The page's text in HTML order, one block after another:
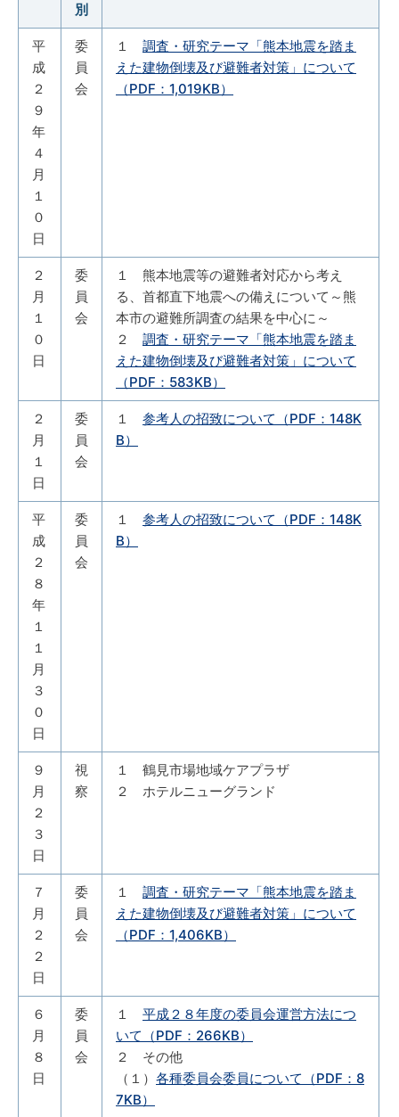
別
平
成
２
９
年
４
月
１
０
日
委
員
会
１ 調査・研究テーマ「熊本地震を踏ま
えた建物倒壊及び避難者対策」について
（PDF：1,019KB）
２
月
１
０
日
委
員
会
１ 熊本地震等の避難者対応から考え
る、首都直下地震への備えについて～熊
本市の避難所調査の結果を中心に～
２ 調査・研究テーマ「熊本地震を踏ま
えた建物倒壊及び避難者対策」について
（PDF：583KB）
２
月
１
日
委
員
会
１ 参考人の招致について（PDF：148K
B）
平
成
２
８
年
１
１
月
３
０
日
委
員
会
１ 参考人の招致について（PDF：148K
B）
９
月
２
３
日
視
察
１ 鶴見市場地域ケアプラザ
２ ホテルニューグランド
７
月
２
２
日
委
員
会
１ 調査・研究テーマ「熊本地震を踏ま
えた建物倒壊及び避難者対策」について
（PDF：1,406KB）
６
月
８
日
委
員
会
１ 平成２８年度の委員会運営方法につ
いて（PDF：266KB）
２ その他
（１） 各種委員会委員について（PDF：8
7KB）